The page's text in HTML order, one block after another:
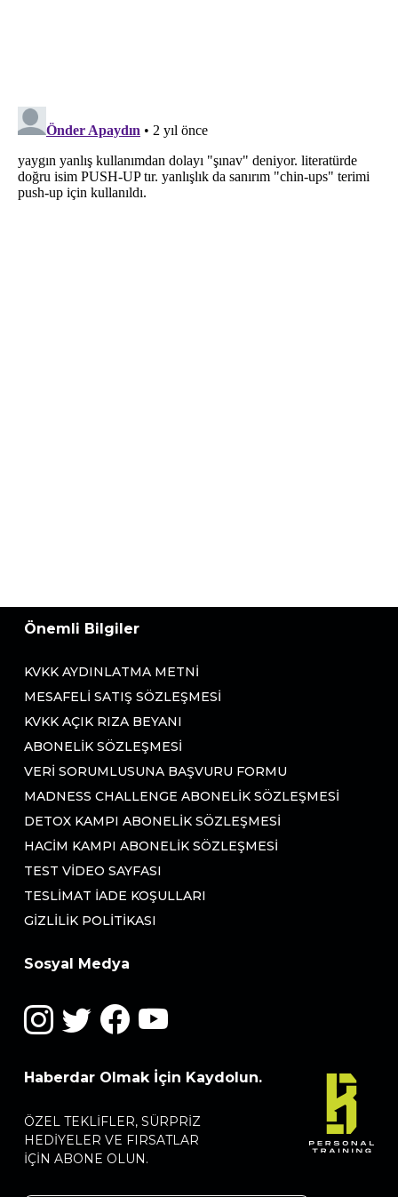
Önemli Bilgiler
KVKK AYDINLATMA METNI
MESAFELI SATIŞ SÖZLEŞMESI
KVKK AÇIK RIZA BEYANI
ABONELIK SÖZLEŞMESI
VERI SORUMLUSUNA BAŞVURU FORMU
MADNESS CHALLENGE ABONELIK SÖZLEŞMESI
DETOX KAMPI ABONELIK SÖZLEŞMESI
HACIM KAMPI ABONELIK SÖZLEŞMESI
TEST VIDEO SAYFASI
TESLIMAT İADE KOŞULLARI
GIZLILIK POLITIKASI
Sosyal Medya
Haberdar Olmak İçin Kaydolun.
ÖZEL TEKLIFLER, SÜRPRIZ
HEDIYELER VE FIRSATLAR
IÇIN ABONE OLUN.